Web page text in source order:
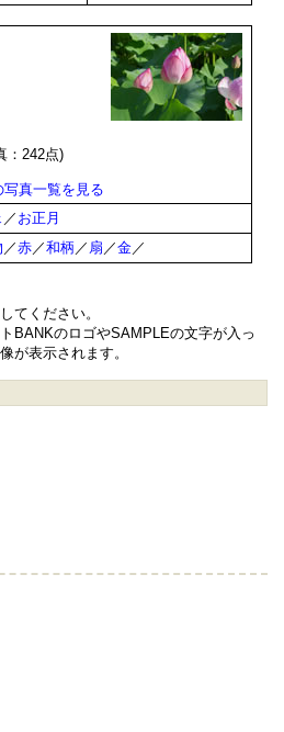
：242点)
写真一覧を見る
／ お正月
／赤／和柄／ 扇 ／金／
てください。
BANKのロゴやSAMPLEの文字が入っ
が表示されます。